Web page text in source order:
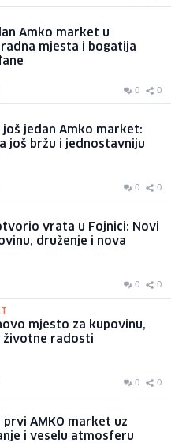
Amko market u
mjesta i bogatija
0 0
još jedan Amko market:
još bržu i jednostavniju
0 0
vrata u Fojnici: Novi
druženje i nova
0 0
mjesto za kupovinu,
životne radosti
0 0
AMKO market uz
i veselu atmosferu